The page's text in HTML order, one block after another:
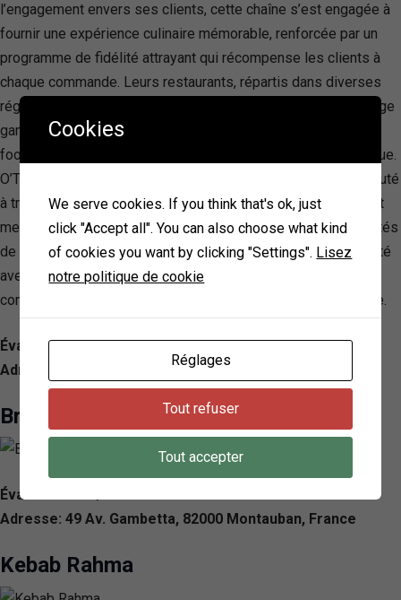
l’engagement envers ses clients, cette chaîne s’est engagée à
fournir une expérience culinaire mémorable, renforcée par un
programme de fidélité attrayant qui récompense les clients à
chaque commande. Leurs restaurants, répartis dans diverses
régions, invitent les amateurs de fast-food à explorer une large
gamme de produits, incluant des options sucrées, des finger
foods, et des boissons, en plus de leur célèbre base O’Fondue.
O’Tacos encourage également l’interaction avec sa communauté
à travers une application dédiée, facilitant le click & collect, et
met l’accent sur l’expansion de son réseau via des opportunités
de franchise. Ce positionnement, alliant innovation et proximité
avec sa clientèle, fait d’O’Tacos une marque dynamique et en
constante évolution dans le paysage de la restauration rapide.
Évaluation: 4.1/ 5 — 613
Adresse: 13 Pl. Prax Paris, 82000 Montauban, France
Break Food
Évaluation: 4.6/ 5 — 540
Adresse: 49 Av. Gambetta, 82000 Montauban, France
Kebab Rahma
Cookies
We serve cookies. If you think that's ok, just
click "Accept all". You can also choose what kind
of cookies you want by clicking "Settings". Lisez
notre politique de cookie
Réglages
Tout refuser
Tout accepter